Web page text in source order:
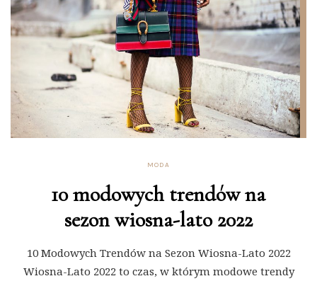
MODA
10 modowych trendów na
sezon wiosna-lato 2022
10 Modowych Trendów na Sezon Wiosna-Lato 2022
Wiosna-Lato 2022 to czas, w którym modowe trendy